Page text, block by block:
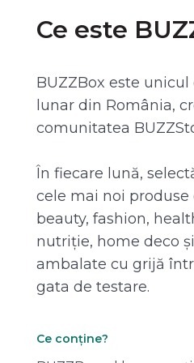
Ce este
BUZZBox este
lunar din România,
comunitatea
În fiecare lună,
cele mai noi
beauty, fashion,
nutriție, home deco
ambalate cu grijă
gata de testare.
Ce conține?